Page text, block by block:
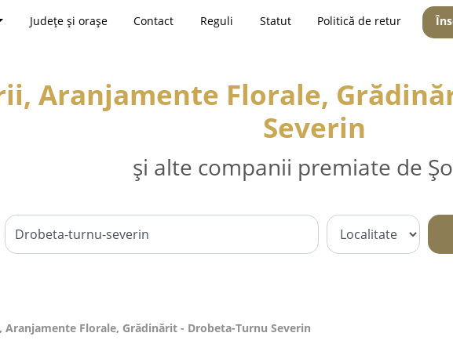
Județe și orașe Contact Reguli Statut Politică de retur
Aranjamente Florale,
Severin
și alte companii premiate de
Aranjamente Florale, Grădinărit - Drobeta-Turnu Severin